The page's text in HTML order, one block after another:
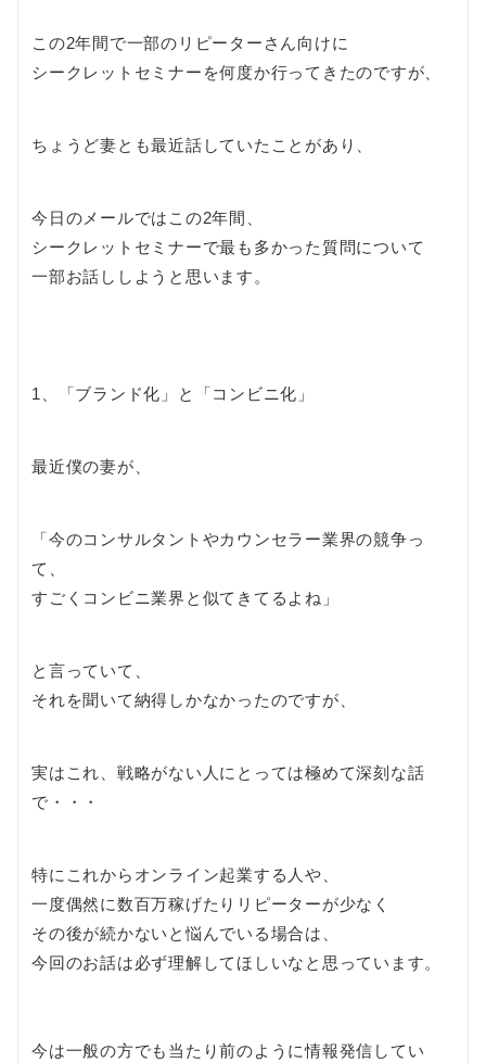
この2年間で一部のリピーターさん向けに
シークレットセミナーを何度か行ってきたのですが、
ちょうど妻とも最近話していたことがあり、
今日のメールではこの2年間、
シークレットセミナーで最も多かった質問について
一部お話ししようと思います。
1、「ブランド化」と「コンビニ化」
最近僕の妻が、
「今のコンサルタントやカウンセラー業界の競争っ
て、
すごくコンビニ業界と似てきてるよね」
と言っていて、
それを聞いて納得しかなかったのですが、
実はこれ、戦略がない人にとっては極めて深刻な話
で・・・
特にこれからオンライン起業する人や、
一度偶然に数百万稼げたりリピーターが少なく
その後が続かないと悩んでいる場合は、
今回のお話は必ず理解してほしいなと思っています。
今は一般の方でも当たり前のように情報発信してい